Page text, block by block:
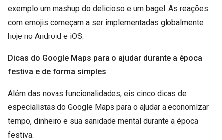
exemplo um mashup do delicioso e um bagel. As reações
com emojis começam a ser implementadas globalmente
hoje no Android e iOS.
Dicas do Google Maps para o ajudar durante a época
festiva e de forma simples
Além das novas funcionalidades, eis cinco dicas de
especialistas do Google Maps para o ajudar a economizar
tempo, dinheiro e sua sanidade mental durante a época
festiva.